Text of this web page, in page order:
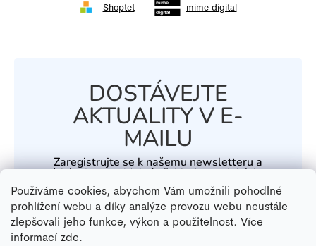
Používáme cookies, abychom Vám umožnili pohodlné
prohlížení webu a díky analýze provozu webu neustále
zlepšovali jeho funkce, výkon a použitelnost. Více
informací zde.
Shoptet mime digital
DOSTÁVEJTE
AKTUALITY V E-
MAILU
Zaregistrujte se k našemu newsletteru a
získávejte pravidelný přehled o novinkách a
speciálních akcích.